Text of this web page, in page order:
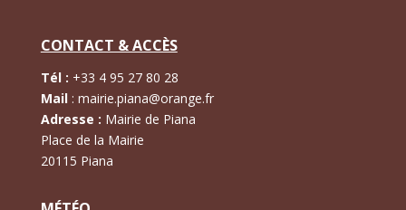
CONTACT & ACCÈS
Tél : +33 4 95 27 80 28
Mail: mairie.piana@orange.fr
Adresse : Mairie de Piana
Place de la Mairie
20115 Piana